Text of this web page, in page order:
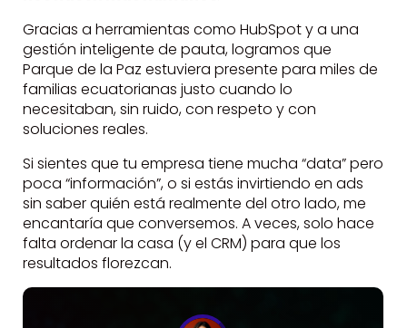
Gracias a herramientas como HubSpot y a una
gestión inteligente de pauta, logramos que
Parque de la Paz estuviera presente para miles de
familias ecuatorianas justo cuando lo
necesitaban, sin ruido, con respeto y con
soluciones reales.
Si sientes que tu empresa tiene mucha “data” pero
poca “información”, o si estás invirtiendo en ads
sin saber quién está realmente del otro lado, me
encantaría que conversemos. A veces, solo hace
falta ordenar la casa (y el CRM) para que los
resultados florezcan.